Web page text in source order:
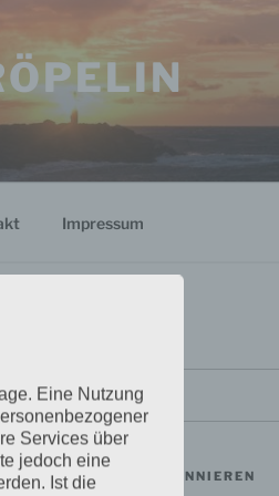
Impressum
nach:
BLOG VIA E-MAIL ABONNIEREN
Eine Nutzung
Services über
jedoch eine
Ist die